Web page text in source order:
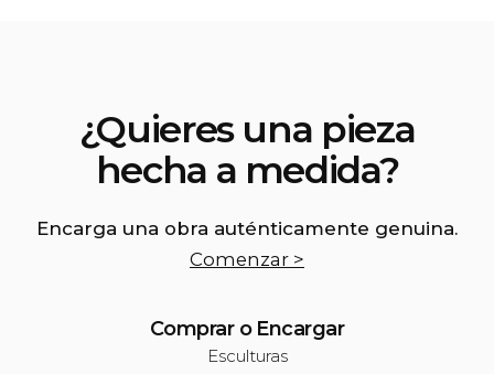
¿Quieres una pieza
hecha a medida?
Encarga una obra auténticamente genuina.
Comenzar >
Comprar o Encargar
Esculturas